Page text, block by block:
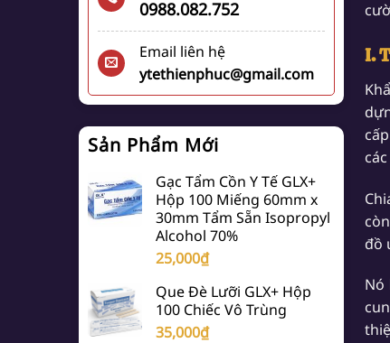
0988.082.752
Email liên hệ
ytethienphuc@gmail.com
Sản Phẩm Mới
Gạc Tẩm Cồn Y Tế GLX+
Hộp 100 Miếng 60mm x
30mm Tẩm Sẵn Isopropyl
Alcohol 70%
25,000₫
Que Đè Lưỡi GLX+ Hộp
100 Chiếc Vô Trùng
35,000₫
I.
đồ
Nó